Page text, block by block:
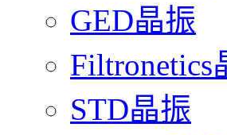
GED晶振
Filtronetics
STD晶振